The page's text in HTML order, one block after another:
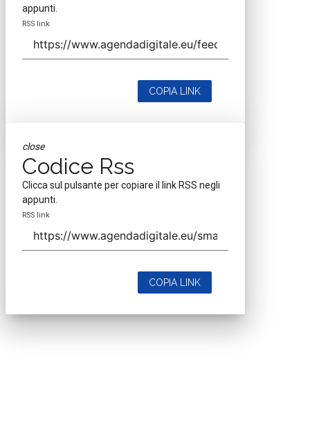
appunti.
RSS link
COPIA LINK
close
Codice Rss
Clicca sul pulsante per copiare il link RSS negli
appunti.
RSS link
COPIA LINK